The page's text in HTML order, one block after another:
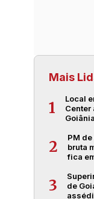
Mais
1
Local
Center
2
PM
bruta
fica
3
de